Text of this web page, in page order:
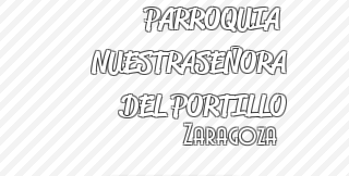
PARROQUIA
NUESTRASEÑORA
DEL PORTILLO
Zaragoza